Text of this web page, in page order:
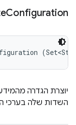
Configuration
יוצרת הגדרה
השדות שלה בערכי